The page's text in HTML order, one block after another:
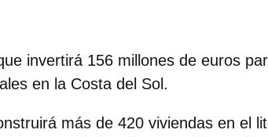
invertirá 156 millones de euros
en la Costa del Sol .
más de 420 viviendas en el